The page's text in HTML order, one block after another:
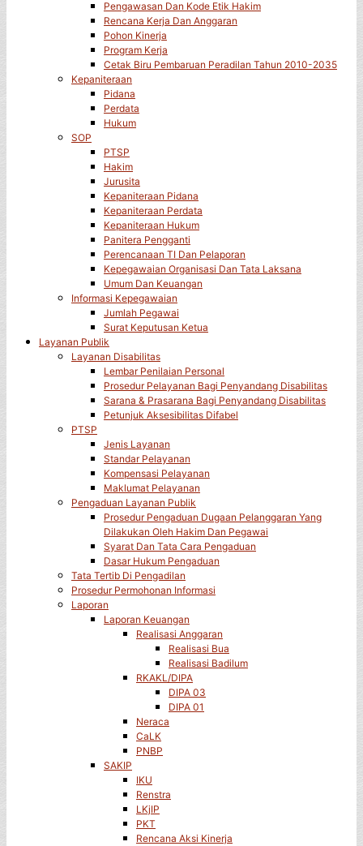
Pengawasan Dan Kode Etik Hakim
Rencana Kerja Dan Anggaran
Pohon Kinerja
Program Kerja
Cetak Biru Pembaruan Peradilan Tahun 2010-2035
Kepaniteraan
Pidana
Perdata
Hukum
SOP
PTSP
Hakim
Jurusita
Kepaniteraan Pidana
Kepaniteraan Perdata
Kepaniteraan Hukum
Panitera Pengganti
Perencanaan TI Dan Pelaporan
Kepegawaian Organisasi Dan Tata Laksana
Umum Dan Keuangan
Informasi Kepegawaian
Jumlah Pegawai
Surat Keputusan Ketua
Layanan Publik
Layanan Disabilitas
Lembar Penilaian Personal
Prosedur Pelayanan Bagi Penyandang Disabilitas
Sarana & Prasarana Bagi Penyandang Disabilitas
Petunjuk Aksesibilitas Difabel
PTSP
Jenis Layanan
Standar Pelayanan
Kompensasi Pelayanan
Maklumat Pelayanan
Pengaduan Layanan Publik
Prosedur Pengaduan Dugaan Pelanggaran Yang
Dilakukan Oleh Hakim Dan Pegawai
Syarat Dan Tata Cara Pengaduan
Dasar Hukum Pengaduan
Tata Tertib Di Pengadilan
Prosedur Permohonan Informasi
Laporan
Laporan Keuangan
Realisasi Anggaran
Realisasi Bua
Realisasi Badilum
RKAKL/DIPA
DIPA 03
DIPA 01
Neraca
CaLK
PNBP
SAKIP
IKU
Renstra
LKjIP
PKT
Rencana Aksi Kinerja